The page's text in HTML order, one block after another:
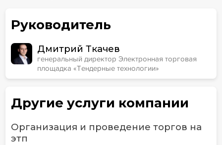
Руководитель
Дмитрий Ткачев
генеральный директор Электронная торговая
площадка «Тендерные технологии»
Другие услуги компании
Организация и проведение торгов на
этп